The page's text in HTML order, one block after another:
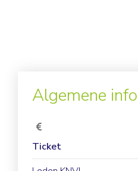
Algemene info
Ticket